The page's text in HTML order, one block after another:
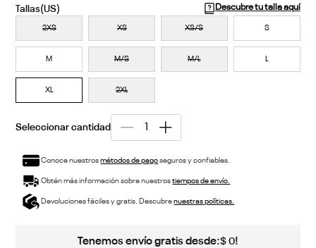
Descubre tu talla aquí
2XS XS XS/S S
M M/S M/L L
XL 2XL
Conoce nuestrosmétodos de pagoseguros y confiables.
Obtén más información sobre nuestrostiempos de envío.
Devoluciones fáciles y gratis. Descubrenuestras políticas.
Tenemos envío gratis desde:$ 0!